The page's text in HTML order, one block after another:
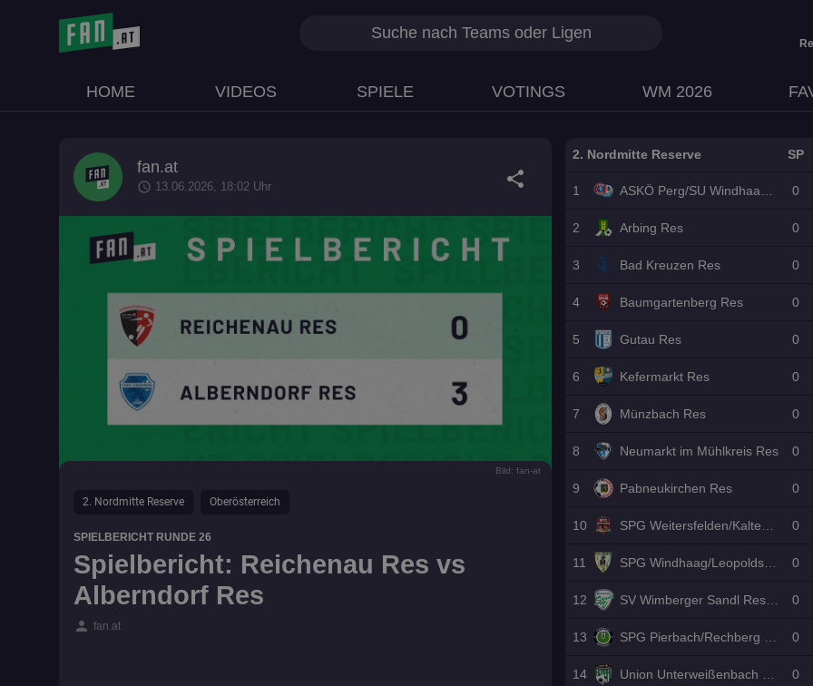
HOME VIDEOS SPIELE VOTINGS WM 2026
fan.at
schedule 13.06.2026, 18:02 Uhr share
Bild: fan-at
2. Nordmitte Reserve Oberösterreich
SPIELBERICHT RUNDE 26
Spielbericht: Reichenau Res vs
Alberndorf Res
person fan.at
2. Nordmitte Reserve SP
1 0
2 Arbing Res 0
3 Bad Kreuzen Res 0
4 Baumgartenberg Res 0
5 Gutau Res 0
6 Kefermarkt Res 0
7 Münzbach Res 0
8 Neumarkt im Mühlkreis Res 0
9 Pabneukirchen Res 0
10 0
11 SPG Windhaag/Leopoldschlag Res 0
12 SV Wimberger Sandl Reserve 0
13 0
14 0